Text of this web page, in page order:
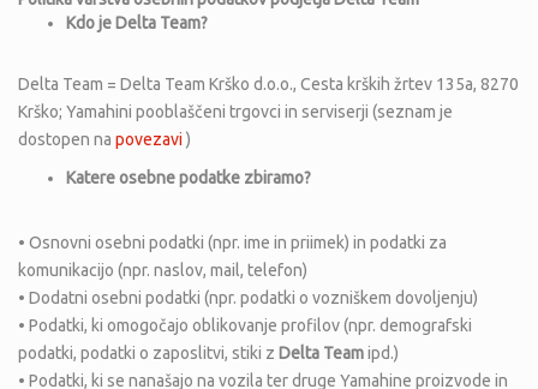
Kdo je Delta Team?
Delta Team = Delta Team Krško d.o.o., Cesta krških žrtev 135a, 8270
Krško; Yamahini pooblaščeni trgovci in serviserji (seznam je
dostopen na povezavi )
Katere osebne podatke zbiramo?
• Osnovni osebni podatki (npr. ime in priimek) in podatki za
komunikacijo (npr. naslov, mail, telefon)
• Dodatni osebni podatki (npr. podatki o vozniškem dovoljenju)
• Podatki, ki omogočajo oblikovanje profilov (npr. demografski
podatki, podatki o zaposlitvi, stiki z Delta Teamipd.)
• Podatki, ki se nanašajo na vozila ter druge Yamahine proizvode in